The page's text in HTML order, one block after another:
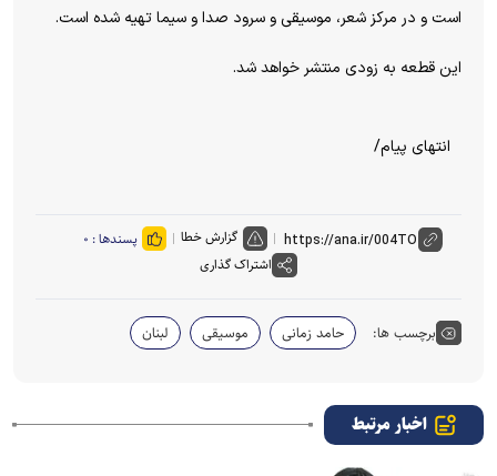
است و در مرکز شعر، موسیقی و سرود صدا و سیما تهیه شده است.
این قطعه به زودی منتشر خواهد شد.
انتهای پیام/
گزارش خطا پسندها : ۰
اشتراک گذاری
برچسب ها: حامد زمانی موسیقی لبنان
اخبار مرتبط